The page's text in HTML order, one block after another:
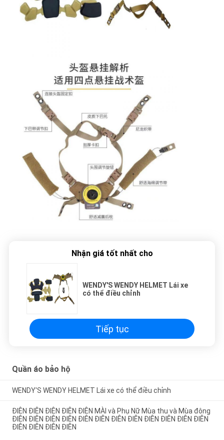
Nhận giá tốt nhất cho
WENDY'S WENDY HELMET Lái xe
có thể điều chỉnh
Tiếp tục
Quần áo bảo hộ
WENDY'S WENDY HELMET Lái xe có thể điều chỉnh
ĐIÊN ĐIÊN ĐIÊN ĐIÊN ĐIÊN MÀI và Phụ Nữ Mùa thu và Mùa đông
ĐIÊN ĐIÊN ĐIÊN ĐIÊN ĐIÊN ĐIÊN ĐIÊN ĐIÊN ĐIÊN ĐIÊN ĐIÊN ĐIÊN
ĐIÊN ĐIÊN ĐIÊN ĐIÊN